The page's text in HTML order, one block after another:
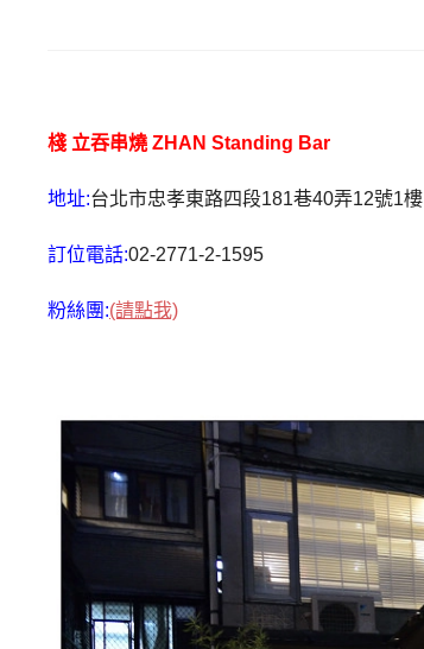
棧 立吞串燒 ZHAN Standing Bar
地址:台北市忠孝東路四段181巷40弄12號1樓
訂位電話:02-2771-2-1595
粉絲團:(請點我)